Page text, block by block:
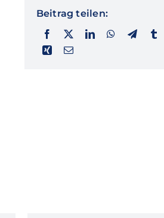
Beitrag teilen: